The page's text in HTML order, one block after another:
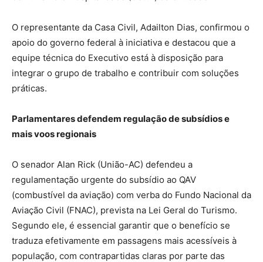
O representante da Casa Civil, Adailton Dias, confirmou o
apoio do governo federal à iniciativa e destacou que a
equipe técnica do Executivo está à disposição para
integrar o grupo de trabalho e contribuir com soluções
práticas.
Parlamentares defendem regulação de subsídios e
mais voos regionais
O senador Alan Rick (União-AC) defendeu a
regulamentação urgente do subsídio ao QAV
(combustível da aviação) com verba do Fundo Nacional da
Aviação Civil (FNAC), prevista na Lei Geral do Turismo.
Segundo ele, é essencial garantir que o benefício se
traduza efetivamente em passagens mais acessíveis à
população, com contrapartidas claras por parte das